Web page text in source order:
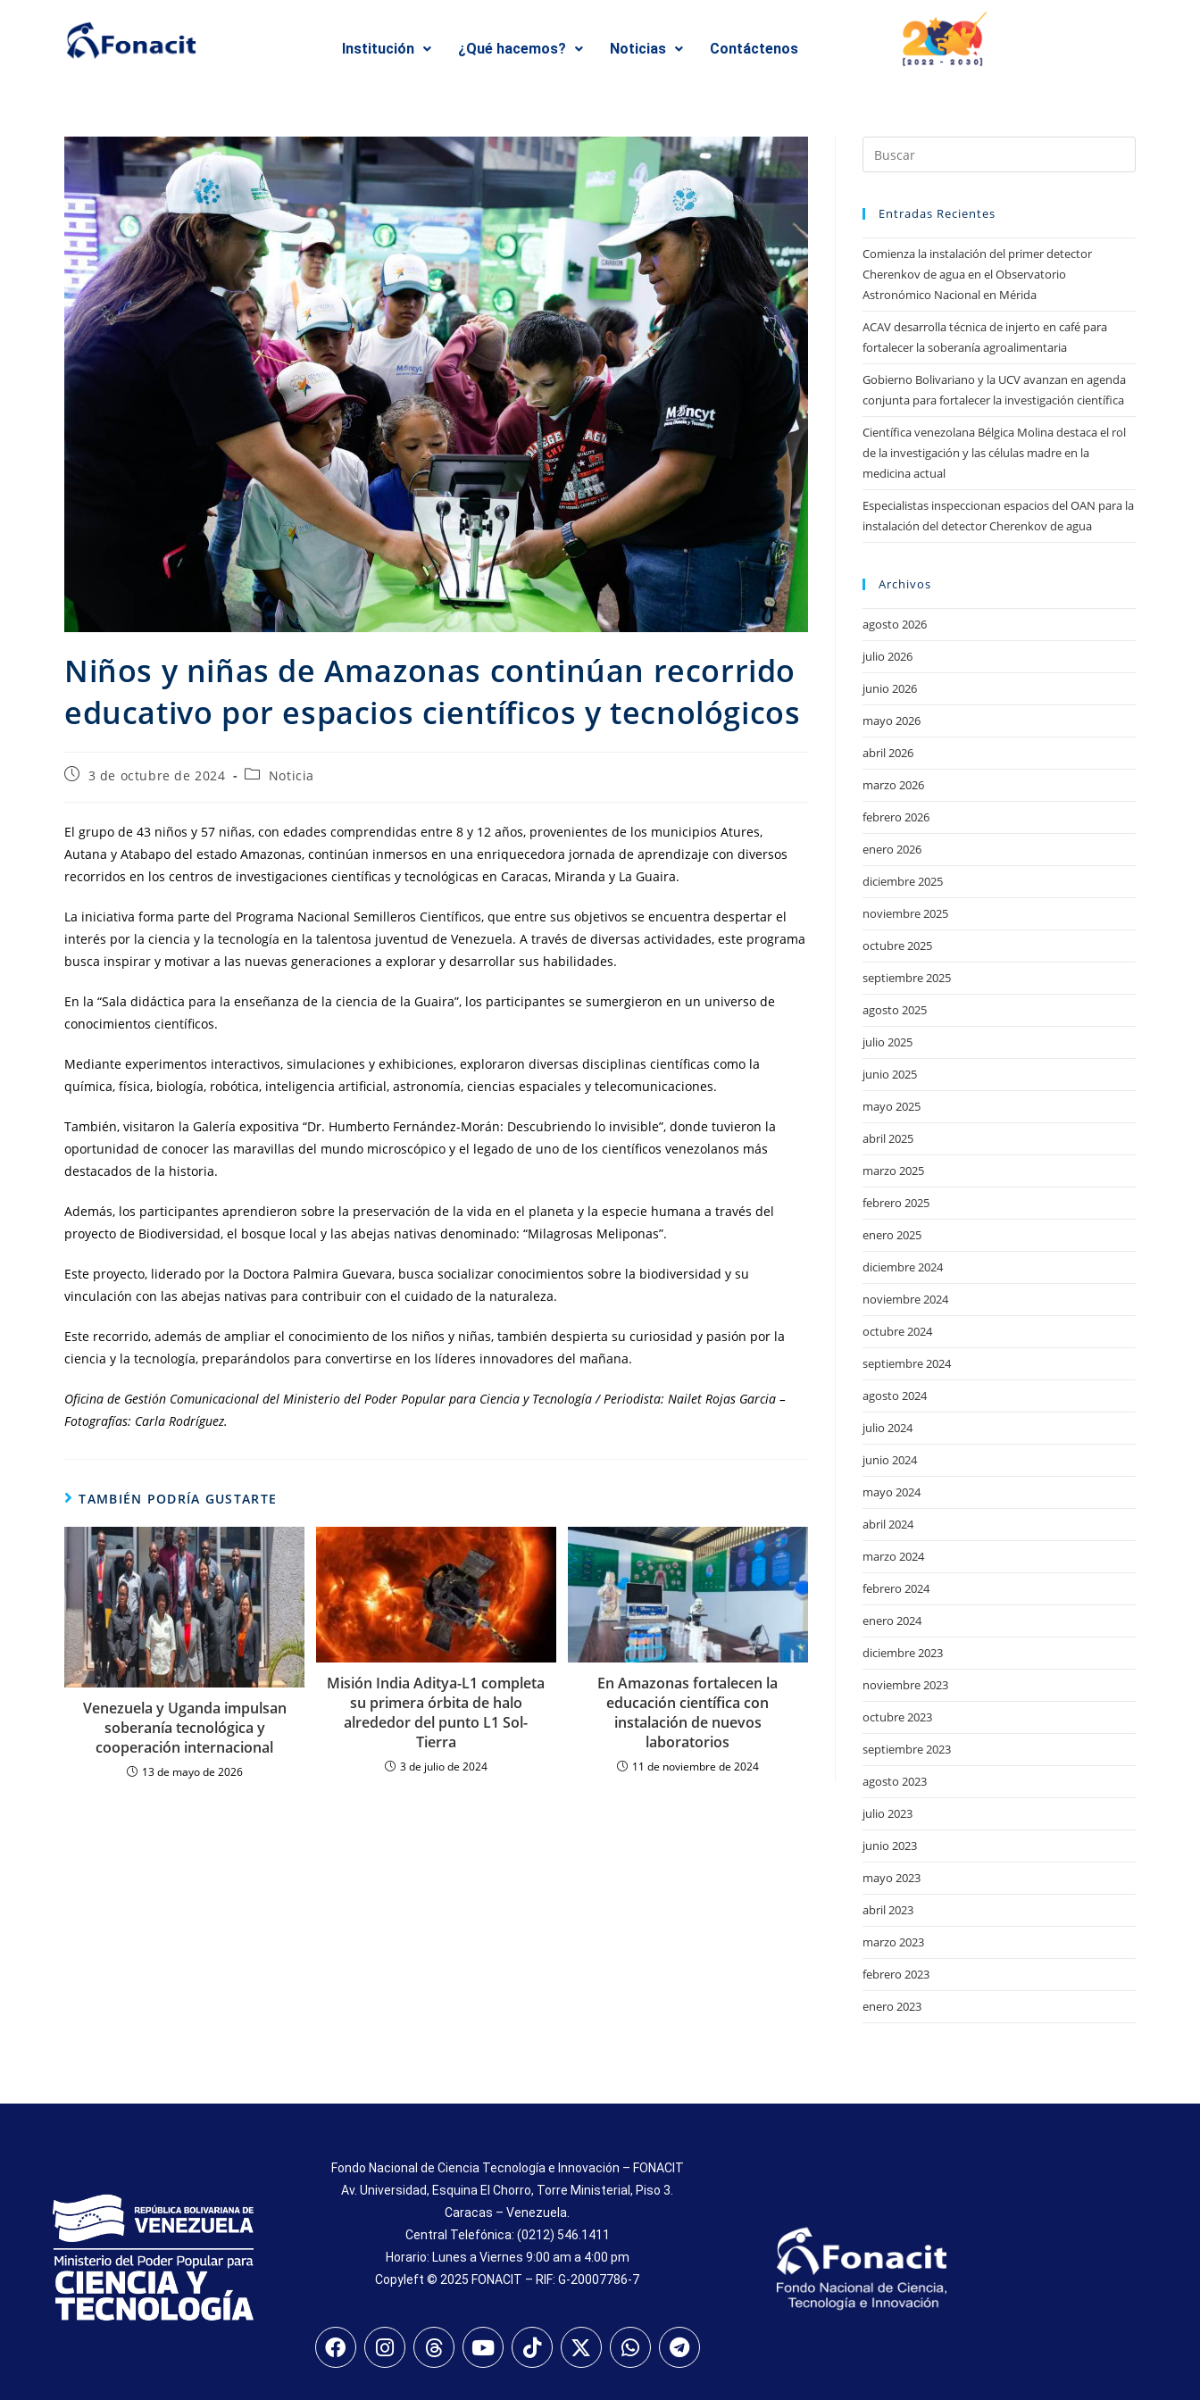
Institución ¿Qué hacemos? Noticias Contáctenos
Niños y niñas de Amazonas continúan recorrido
educativo por espacios científicos y tecnológicos
3 de octubre de 2024 Noticia
El grupo de 43 niños y 57 niñas, con edades comprendidas entre 8 y 12 años, provenientes de los municipios Atures,
Autana y Atabapo del estado Amazonas, continúan inmersos en una enriquecedora jornada de aprendizaje con diversos
recorridos en los centros de investigaciones científicas y tecnológicas en Caracas, Miranda y La Guaira.
La iniciativa forma parte del Programa Nacional Semilleros Científicos, que entre sus objetivos se encuentra despertar el
interés por la ciencia y la tecnología en la talentosa juventud de Venezuela. A través de diversas actividades, este programa
busca inspirar y motivar a las nuevas generaciones a explorar y desarrollar sus habilidades.
En la “Sala didáctica para la enseñanza de la ciencia de la Guaira”, los participantes se sumergieron en un universo de
conocimientos científicos.
Mediante experimentos interactivos, simulaciones y exhibiciones, exploraron diversas disciplinas científicas como la
química, física, biología, robótica, inteligencia artificial, astronomía, ciencias espaciales y telecomunicaciones.
También, visitaron la Galería expositiva “Dr. Humberto Fernández-Morán: Descubriendo lo invisible”, donde tuvieron la
oportunidad de conocer las maravillas del mundo microscópico y el legado de uno de los científicos venezolanos más
destacados de la historia.
Además, los participantes aprendieron sobre la preservación de la vida en el planeta y la especie humana a través del
proyecto de Biodiversidad, el bosque local y las abejas nativas denominado: “Milagrosas Meliponas”.
Este proyecto, liderado por la Doctora Palmira Guevara, busca socializar conocimientos sobre la biodiversidad y su
vinculación con las abejas nativas para contribuir con el cuidado de la naturaleza.
Este recorrido, además de ampliar el conocimiento de los niños y niñas, también despierta su curiosidad y pasión por la
ciencia y la tecnología, preparándolos para convertirse en los líderes innovadores del mañana.
Oficina de Gestión Comunicacional del Ministerio del Poder Popular para Ciencia y Tecnología / Periodista: Nailet Rojas Garcia –
Fotografías: Carla Rodríguez.
TAMBIÉN PODRÍA GUSTARTE
Venezuela y Uganda impulsan
soberanía tecnológica y
cooperación internacional
13 de mayo de 2026
Misión India Aditya-L1 completa
su primera órbita de halo
alrededor del punto L1 Sol-
Tierra
3 de julio de 2024
En Amazonas fortalecen la
educación científica con
instalación de nuevos
laboratorios
11 de noviembre de 2024
Entradas Recientes
Comienza la instalación del primer detector
Cherenkov de agua en el Observatorio
Astronómico Nacional en Mérida
ACAV desarrolla técnica de injerto en café para
fortalecer la soberanía agroalimentaria
Gobierno Bolivariano y la UCV avanzan en agenda
conjunta para fortalecer la investigación científica
Científica venezolana Bélgica Molina destaca el rol
de la investigación y las células madre en la
medicina actual
Especialistas inspeccionan espacios del OAN para la
instalación del detector Cherenkov de agua
Archivos
agosto 2026
julio 2026
junio 2026
mayo 2026
abril 2026
marzo 2026
febrero 2026
enero 2026
diciembre 2025
noviembre 2025
octubre 2025
septiembre 2025
agosto 2025
julio 2025
junio 2025
mayo 2025
abril 2025
marzo 2025
febrero 2025
enero 2025
diciembre 2024
noviembre 2024
octubre 2024
septiembre 2024
agosto 2024
julio 2024
junio 2024
mayo 2024
abril 2024
marzo 2024
febrero 2024
enero 2024
diciembre 2023
noviembre 2023
octubre 2023
septiembre 2023
agosto 2023
julio 2023
junio 2023
mayo 2023
abril 2023
marzo 2023
febrero 2023
enero 2023
Fondo Nacional de Ciencia Tecnología e Innovación – FONACIT
Av. Universidad, Esquina El Chorro, Torre Ministerial, Piso 3.
Caracas – Venezuela.
Central Telefónica: (0212) 546.1411
Horario: Lunes a Viernes 9:00 am a 4:00 pm
Copyleft © 2025 FONACIT – RIF: G-20007786-7